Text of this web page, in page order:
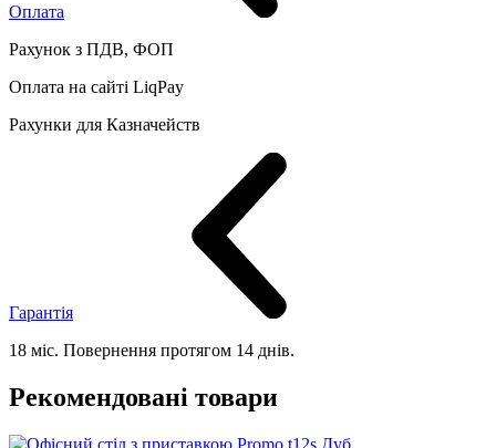
Оплата
Рахунок з ПДВ, ФОП
Оплата на сайті LiqPay
Рахунки для Казначейств
Гарантія
18 міс. Повернення протягом 14 днів.
Рекомендовані товари